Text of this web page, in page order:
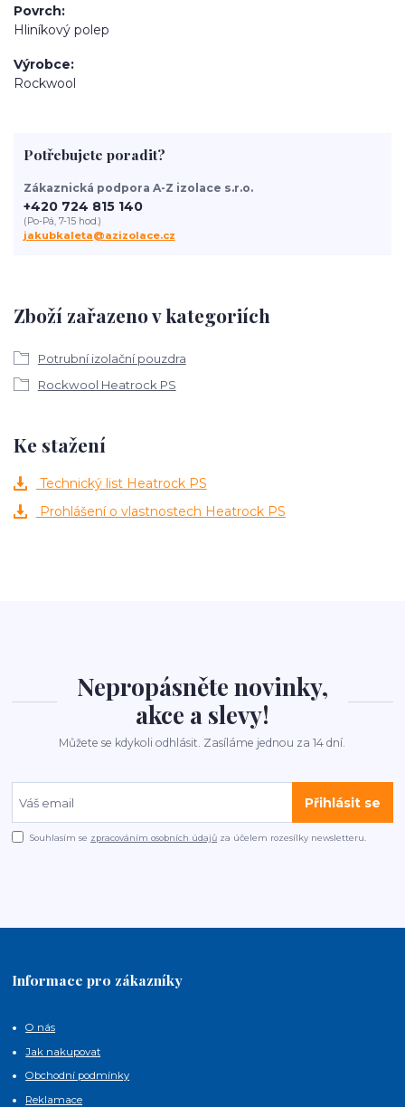
Povrch
Hliníkový polep
Výrobce
Rockwool
Zboží zařazeno v kategoriích
Potrubní izolační pouzdra
Rockwool Heatrock PS
Potřebujete poradit?
Zákaznická podpora A-Z izolace s.r.o.
+420 724 815 140
(Po-Pá, 7-15 hod.)
jakubkaleta@azizolace.cz
Ke stažení
Technický list Heatrock PS
Prohlášení o vlastnostech Heatrock PS
Nepropásněte novinky,
akce a slevy!
Můžete se kdykoli odhlásit. Zasíláme jednou za 14 dní.
Přihlásit se
Souhlasím se zpracováním osobních údajů za účelem rozesílky newsletteru.
Informace pro zákazníky
O nás
Jak nakupovat
Obchodní podmínky
Reklamace